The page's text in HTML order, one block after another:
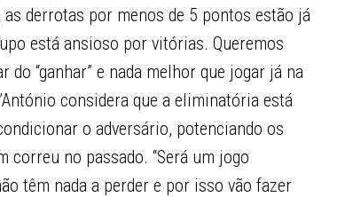
derrotas por menos de 5 pontos estão já
está ansioso por vitórias. Queremos
do “ganhar” e nada melhor que jogar já na
considera que a eliminatória está
o adversário, potenciando os
correu no passado. “Será um jogo
têm nada a perder e por isso vão fazer